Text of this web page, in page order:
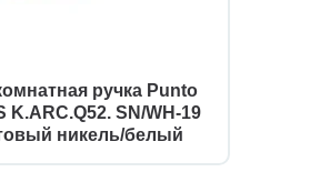
ручка Punto
K.ARC.Q52. SN/WH-19
никель/белый